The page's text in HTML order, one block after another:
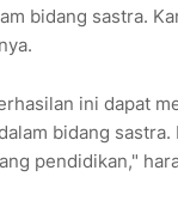
bidang sastra.
ini dapat
bidang
pendidikan,"